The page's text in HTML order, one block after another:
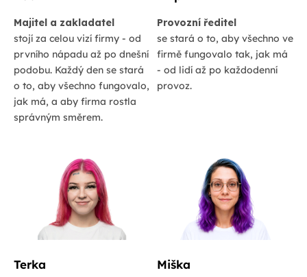
Majitel a zakladatel
stojí za celou vizí firmy - od
prvního nápadu až po dnešní
podobu. Každý den se stará
o to, aby všechno fungovalo,
jak má, a aby firma rostla
správným směrem.
Provozní ředitel
se stará o to, aby všechno ve
firmě fungovalo tak, jak má
- od lidí až po každodenní
provoz.
Terka Miška